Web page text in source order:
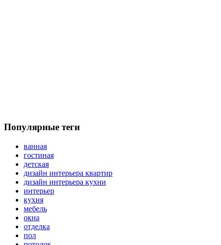
Популярные теги
ванная
гостиная
детская
дизайн интерьера квартир
дизайн интерьера кухни
интерьер
кухня
мебель
окна
отделка
пол